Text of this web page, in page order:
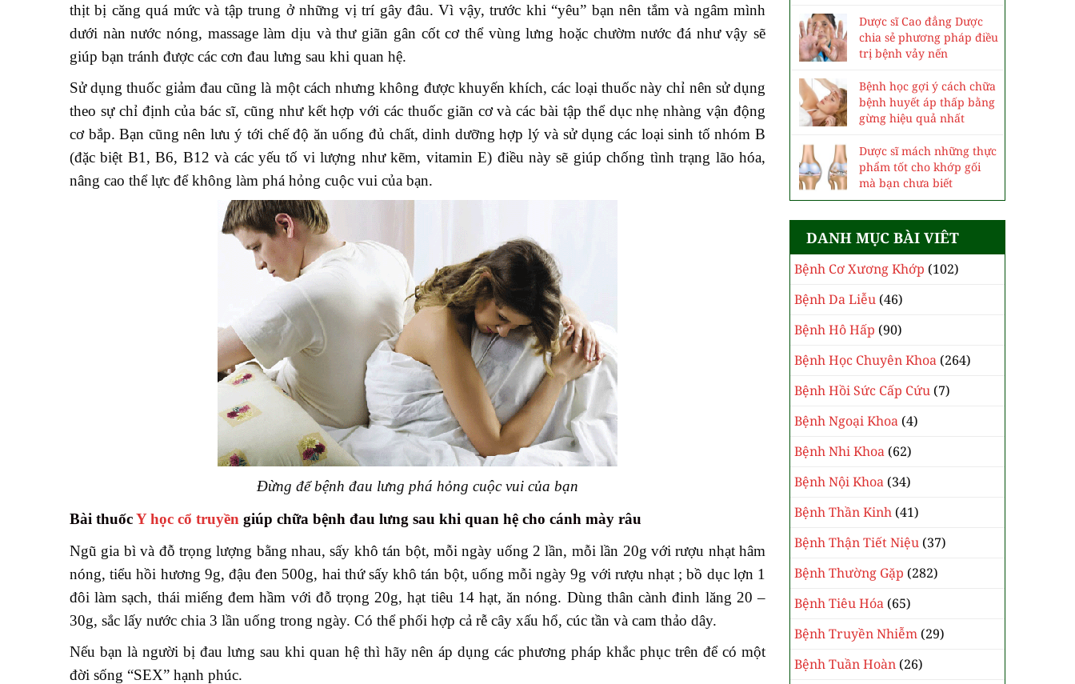
thịt bị căng quá mức và tập trung ở những vị trí gây đâu. Vì vậy, trước khi “yêu” bạn nên tắm và ngâm mình
dưới nàn nước nóng, massage làm dịu và thư giãn gân cốt cơ thể vùng lưng hoặc chườm nước đá như vậy sẽ
giúp bạn tránh được các cơn đau lưng sau khi quan hệ.
Sử dụng thuốc giảm đau cũng là một cách nhưng không được khuyến khích, các loại thuốc này chỉ nên sử dụng
theo sự chỉ định của bác sĩ, cũng như kết hợp với các thuốc giãn cơ và các bài tập thể dục nhẹ nhàng vận động
cơ bắp. Bạn cũng nên lưu ý tới chế độ ăn uống đủ chất, dinh dưỡng hợp lý và sử dụng các loại sinh tố nhóm B
(đặc biệt B1, B6, B12 và các yếu tố vi lượng như kẽm, vitamin E) điều này sẽ giúp chống tình trạng lão hóa,
nâng cao thể lực để không làm phá hỏng cuộc vui của bạn.
Đừng để bệnh đau lưng phá hỏng cuộc vui của bạn
Bài thuốcY học cổ truyền giúp chữa bệnh đau lưng sau khi quan hệ cho cánh mày râu
Ngũ gia bì và đỗ trọng lượng bằng nhau, sấy khô tán bột, mỗi ngày uống 2 lần, mỗi lần 20g với rượu nhạt hâm
nóng, tiểu hồi hương 9g, đậu đen 500g, hai thứ sấy khô tán bột, uống mỗi ngày 9g với rượu nhạt ; bồ dục lợn 1
đôi làm sạch, thái miếng đem hầm với đỗ trọng 20g, hạt tiêu 14 hạt, ăn nóng. Dùng thân cành đinh lăng 20 –
30g, sắc lấy nước chia 3 lần uống trong ngày. Có thể phối hợp cả rễ cây xấu hổ, cúc tần và cam thảo dây.
Nếu bạn là người bị đau lưng sau khi quan hệ thì hãy nên áp dụng các phương pháp khắc phục trên để có một
đời sống “SEX” hạnh phúc.
Dược sĩ Cao đẳng Dược
chia sẻ phương pháp điều
trị bệnh vảy nến
Bệnh học gợi ý cách chữa
bệnh huyết áp thấp bằng
gừng hiệu quả nhất
Dược sĩ mách những thực
phẩm tốt cho khớp gối
mà bạn chưa biết
DANH MỤC BÀI VIÊT
Bệnh Cơ Xương Khớp (102)
Bệnh Da Liễu (46)
Bệnh Hô Hấp (90)
Bệnh Học Chuyên Khoa (264)
Bệnh Hồi Sức Cấp Cứu (7)
Bệnh Ngoại Khoa (4)
Bệnh Nhi Khoa (62)
Bệnh Nội Khoa (34)
Bệnh Thần Kinh (41)
Bệnh Thận Tiết Niệu (37)
Bệnh Thường Gặp (282)
Bệnh Tiêu Hóa (65)
Bệnh Truyền Nhiễm (29)
Bệnh Tuần Hoàn (26)